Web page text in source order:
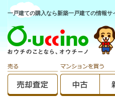
一戸建ての購入なら新築一戸建ての情報サ